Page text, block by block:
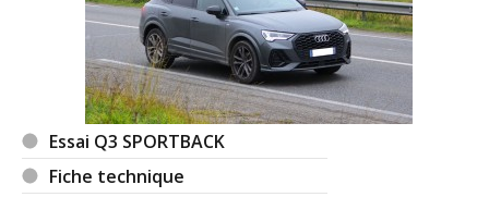
Essai Q3 SPORTBACK
Fiche technique